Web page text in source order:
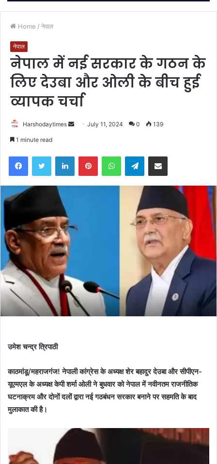
Home / नेपाल
नेपाल
नेपाल में नई सरकार के गठन के
लिए देउबा और ओली के बीच हुई
व्यापक चर्चा
Harshodaytimes
SendJuly 11, 2024 0 139
1 minute read
FacebookTwitter LinkedInPinterestWhatsAppTelegramShare via Email
उमेश चन्द्र त्रिपाठी
काठमांडू/महराजगंज! नेपाली कांग्रेस के अध्यक्ष शेर बहादुर देउबा और सीपीएन-
यूएमएल के अध्यक्ष केपी शर्मा ओली ने बुधवार को नेपाल में नवीनतम राजनीतिक
घटनाक्रम और दोनों दलों द्वारा नई गठबंधन सरकार बनाने पर सहमति के बाद
मुलाकात की है।